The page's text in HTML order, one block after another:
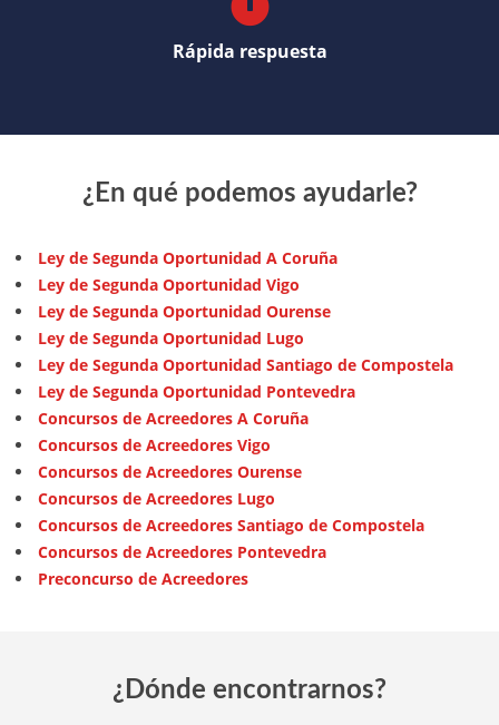
Rápida respuesta
¿En qué podemos ayudarle?
Ley de Segunda Oportunidad A Coruña
Ley de Segunda Oportunidad Vigo
Ley de Segunda Oportunidad Ourense
Ley de Segunda Oportunidad Lugo
Ley de Segunda Oportunidad Santiago de Compostela
Ley de Segunda Oportunidad Pontevedra
Concursos de Acreedores A Coruña
Concursos de Acreedores Vigo
Concursos de Acreedores Ourense
Concursos de Acreedores Lugo
Concursos de Acreedores Santiago de Compostela
Concursos de Acreedores Pontevedra
Preconcurso de Acreedores
¿Dónde encontrarnos?